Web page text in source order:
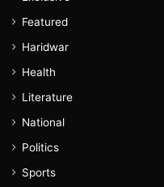
Featured
Haridwar
Health
Literature
National
Politics
Sports